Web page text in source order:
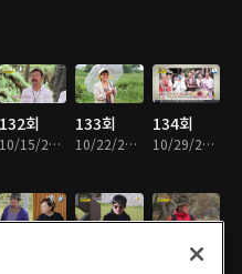
132회
10/15/2023 • 1시간 9분
133회
10/22/2023 • 1시간 9분
134회
10/29/2023 • 1시간 8분
140회